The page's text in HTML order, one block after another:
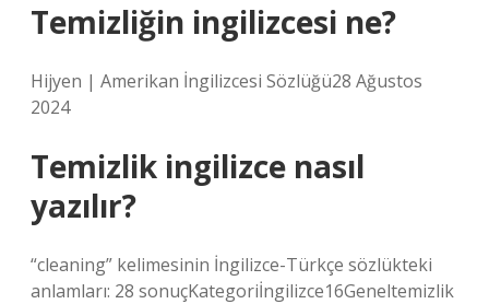
Temizliğin ingilizcesi ne?
Hijyen | Amerikan İngilizcesi Sözlüğü28 Ağustos
2024
Temizlik ingilizce nasıl
yazılır?
“cleaning” kelimesinin İngilizce-Türkçe sözlükteki
anlamları: 28 sonuçKategoriİngilizce16Geneltemizlik